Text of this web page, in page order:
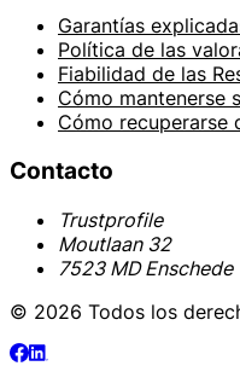
Garantías
Política de las
Fiabilidad de las
Cómo mantenerse
Cómo recuperarse
Contacto
Trustprofile
Moutlaan 32
7523 MD Enschede
© 2026 Todos los